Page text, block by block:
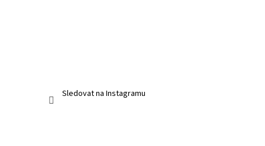
Sledovat na Instagramu